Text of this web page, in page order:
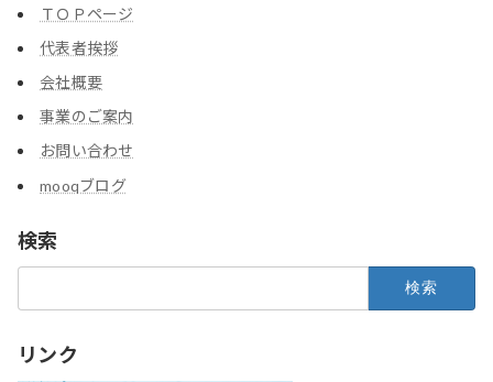
ＴＯＰページ
代表者挨拶
会社概要
事業のご案内
お問い合わせ
mooqブログ
検索
リンク